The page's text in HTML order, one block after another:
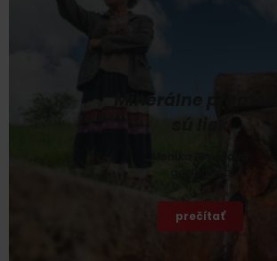
Minerálne pramene
prečítať